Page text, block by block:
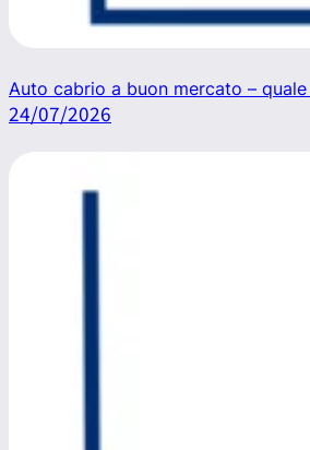
Auto cabrio a buon mercato –
24/07/2026